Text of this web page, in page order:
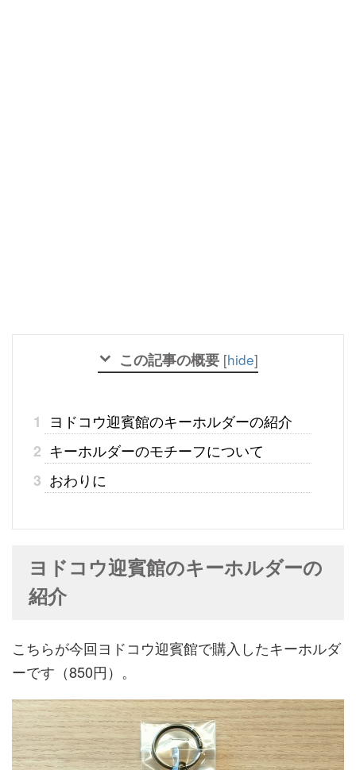
この記事の概要 [hide]
1 ヨドコウ迎賓館のキーホルダーの紹介
2 キーホルダーのモチーフについて
3 おわりに
ヨドコウ迎賓館のキーホルダーの
紹介
こちらが今回ヨドコウ迎賓館で購入したキーホルダ
ーです（850円）。